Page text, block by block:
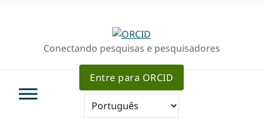
navegaçãoConectando pesquisas e pesquisadores
Entre para ORCID